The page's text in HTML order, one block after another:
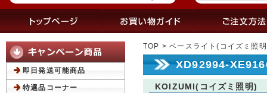
TOP >ベースライト(コイズミ照
XD92994-
KOIZUMI(コイズミ照明)
即日発送可能商品
特選品コーナー